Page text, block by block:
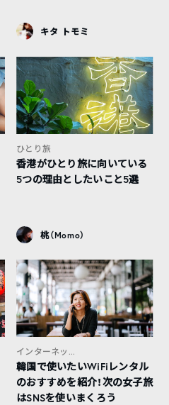
キタ トモミ
ひとり旅
香港がひとり旅に向いている
5つの理由としたいこと5選
桃（Momo）
インターネッ...
韓国で使いたいWiFiレンタル
のおすすめを紹介！次の女子旅
はSNSを使いまくろう